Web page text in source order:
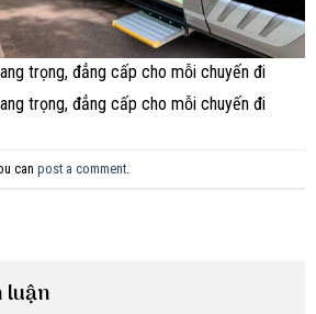
trọng, đẳng cấp cho mỗi chuyến đi
trọng, đẳng cấp cho mỗi chuyến đi
can post a comment
luận